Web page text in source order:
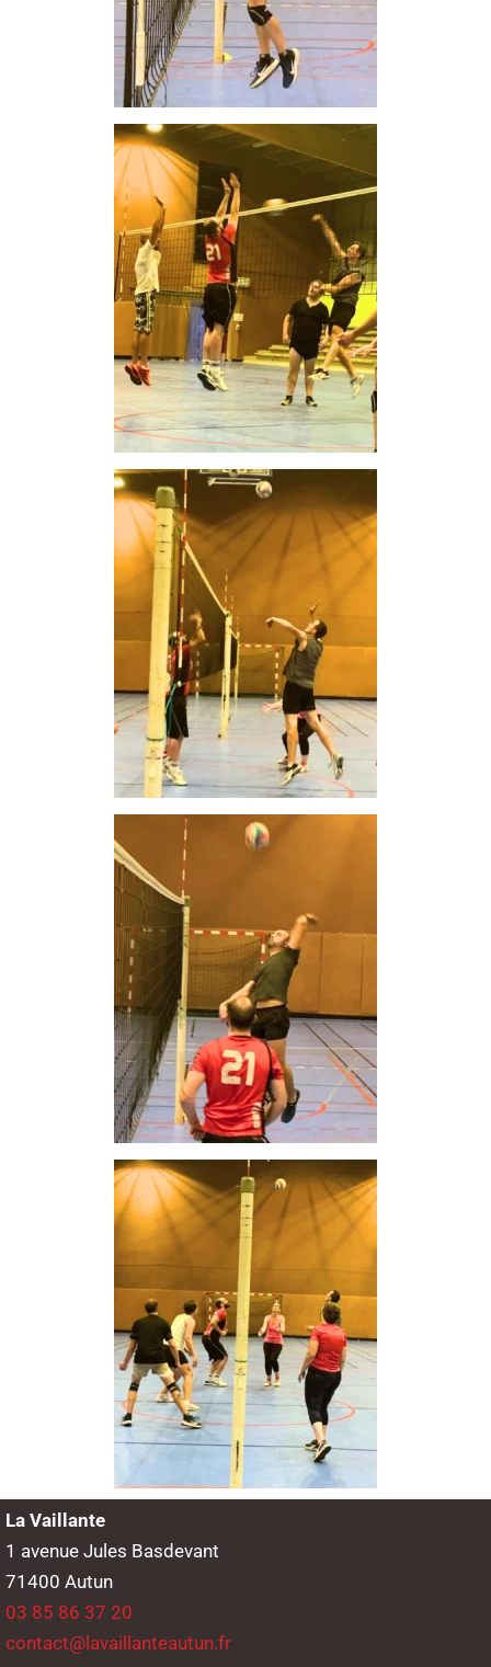
La Vaillante
1 avenue Jules Basdevant
71400 Autun
03 85 86 37 20
contact@lavaillanteautun.fr